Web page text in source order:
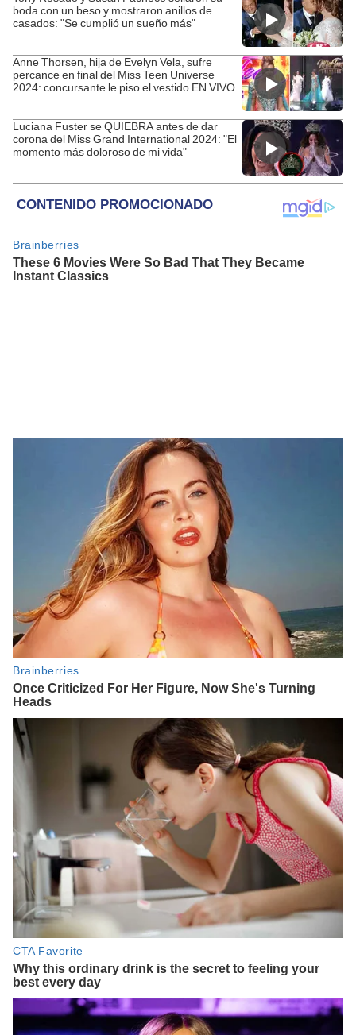
boda con un beso y mostraron anillos de
casados: "Se cumplió un sueño más"
Anne Thorsen, hija de Evelyn Vela, sufre
percance en final del Miss Teen Universe
2024: concursante le piso el vestido EN VIVO
Luciana Fuster se QUIEBRA antes de dar
corona del Miss Grand International 2024: "El
momento más doloroso de mi vida"